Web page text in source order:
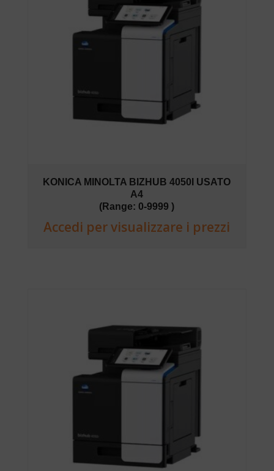
KONICA MINOLTA BIZHUB 4050I USATO
A4
(Range: 0-9999 )
Accedi per visualizzare i prezzi